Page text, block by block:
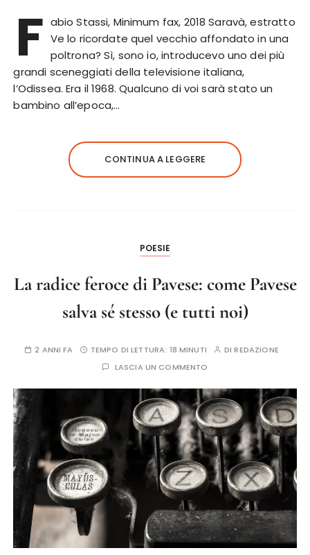
F abio Stassi, Minimum fax, 2018 Saravà, estratto
Ve lo ricordate quel vecchio affondato in una
poltrona? Sì, sono io, introducevo uno dei più
grandi sceneggiati della televisione italiana,
l’Odissea. Era il 1968. Qualcuno di voi sarà stato un
bambino all’epoca,…
CONTINUA A LEGGERE
POESIE
La radice feroce di Pavese: come Pavese
salva sé stesso (e tutti noi)
2 ANNI FA TEMPO DI LETTURA: 18 MINUTI DIREDAZIONE
LASCIA UN COMMENTO